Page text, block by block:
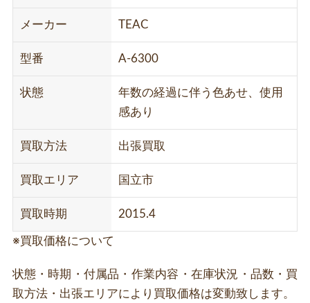
メーカー TEAC
型番 A-6300
状態
年数の経過に伴う色あせ、使用
感あり
買取方法 出張買取
買取エリア 国立市
買取時期 2015.4
※買取価格について
状態・時期・付属品・作業内容・在庫状況・品数・買
取方法・出張エリアにより買取価格は変動致します。